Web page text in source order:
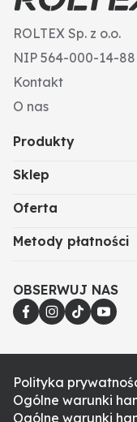
ROLTEX Sp. z o.o.
NIP 564-000-14-88
Kontakt
O nas
Produkty
Sklep
Oferta
Metody płatności
OBSERWUJ NAS
Polityka
Ogólne warunki
Ogólne warunki